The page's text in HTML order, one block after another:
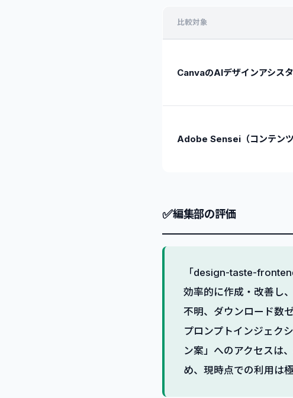
比較対象
CanvaのAIデザインアシス
Adobe Sensei（コンテンツ
✅編集部の評価
「design-taste-
効率的に作成・改善し
不明、ダウンロード数
プロンプトインジェク
ン案」へのアクセスは
め、現時点での利用は